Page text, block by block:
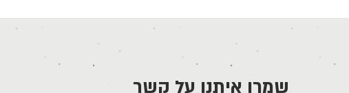
שמרו איתנו על קשר